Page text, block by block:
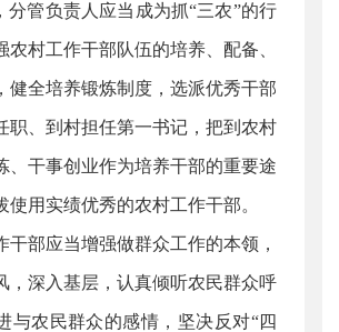
分管负责人应当成为抓“三农”的行
农村工作干部队伍的培养、配备、
健全培养锻炼制度，选派优秀干部
职、到村担任第一书记，把到农村
、干事创业作为培养干部的重要途
使用实绩优秀的农村工作干部。
干部应当增强做群众工作的本领，
，深入基层，认真倾听农民群众呼
与农民群众的感情，坚决反对“四